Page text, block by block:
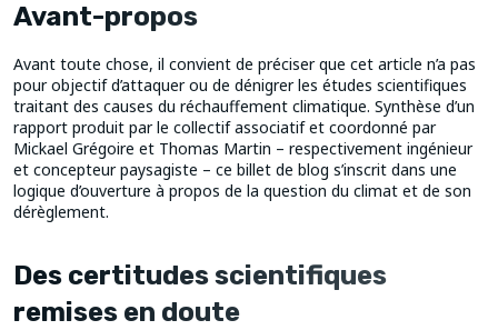
Avant-propos
Avant toute chose, il convient de préciser que cet article n’a pas
pour objectif d’attaquer ou de dénigrer les études scientifiques
traitant des causes du réchauffement climatique. Synthèse d’un
rapport produit par le collectif associatif et coordonné par
Mickael Grégoire et Thomas Martin – respectivement ingénieur
et concepteur paysagiste – ce billet de blog s’inscrit dans une
logique d’ouverture à propos de la question du climat et de son
dérèglement.
Des certitudes scientifiques
remises en doute